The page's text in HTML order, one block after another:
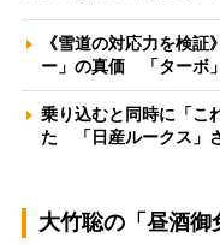
《雪道の対応力を検
ー」の真価 「ターボ
乗り込むと同時に「こ
た 「日産ルークス」
大竹聡の「昼酒御